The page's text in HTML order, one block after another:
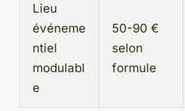
Lieu
événeme
ntiel
modulabl
e
50-90 €
selon
formule